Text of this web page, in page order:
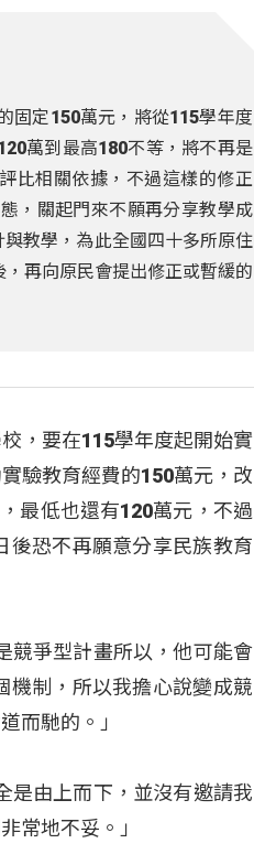
固定150萬元，將從115學年度
萬到最高180不等，將不再是
比相關依據，不過這樣的修正
，關起門來不願再分享教學成
教學，為此全國四十多所原住
再向原民會提出修正或暫緩的
，要在115學年度起開始實
驗教育經費的150萬元，改
最低也還有120萬元，不過
後恐不再願意分享民族教育
競爭型計畫所以，他可能會
機制，所以我擔心說變成競
而馳的。」
是由上而下，並沒有邀請我
常地不妥。」